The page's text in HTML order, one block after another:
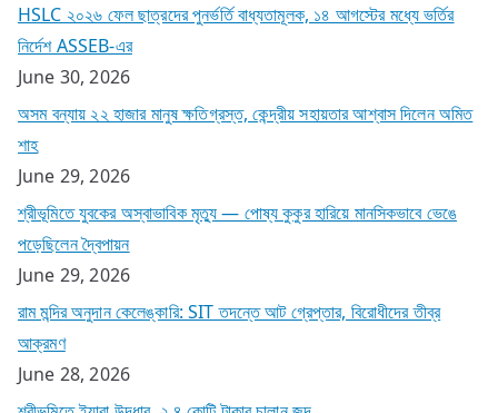
HSLC ২০২৬ ফেল ছাত্রদের পুনর্ভর্তি বাধ্যতামূলক, ১৪ আগস্টের মধ্যে ভর্তির
নির্দেশ ASSEB-এর
June 30, 2026
অসম বন্যায় ২২ হাজার মানুষ ক্ষতিগ্রস্ত, কেন্দ্রীয় সহায়তার আশ্বাস দিলেন অমিত
শাহ
June 29, 2026
শ্রীভূমিতে যুবকের অস্বাভাবিক মৃত্যু — পোষ্য কুকুর হারিয়ে মানসিকভাবে ভেঙে
পড়েছিলেন দ্বৈপায়ন
June 29, 2026
রাম মন্দির অনুদান কেলেঙ্কারি: SIT তদন্তে আট গ্রেপ্তার, বিরোধীদের তীব্র
আক্রমণ
June 28, 2026